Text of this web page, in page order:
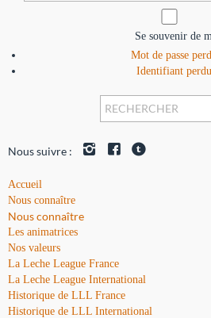
Se souvenir de
Mot de passe
Identifiant
Nous suivre :
Accueil
Nous connaître
Nous connaître
Les animatrices
Nos valeurs
La Leche League France
La Leche League International
Historique de LLL France
Historique de LLL International